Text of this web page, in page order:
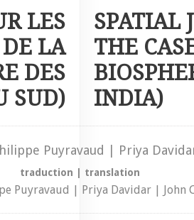
LES
LA
DES
SUD)
SPATIAL
THE
INDIA)
Puyravaud | Priya
traduction translation
Puyravaud | Priya Davidar | John